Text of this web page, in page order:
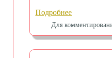
Подробнее
Для